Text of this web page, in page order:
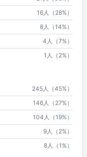
16人（28%）
8人（14%）
4人（7%）
1人（2%）
245人（45%）
146人（27%）
104人（19%）
9人（2%）
8人（1%）